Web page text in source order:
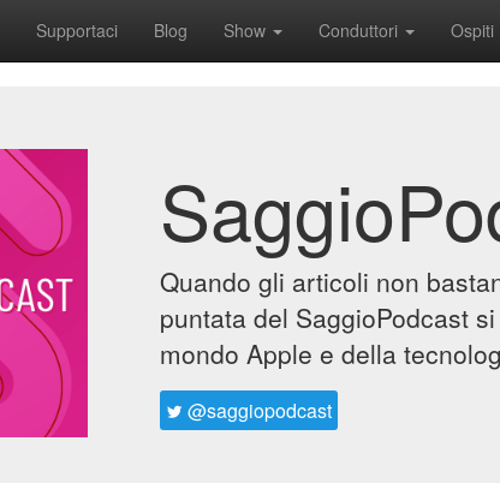
Supportaci Blog Show Conduttori Ospiti
Quando gli articoli non
puntata del SaggioPodcast
mondo Apple e della
@saggiopodcast